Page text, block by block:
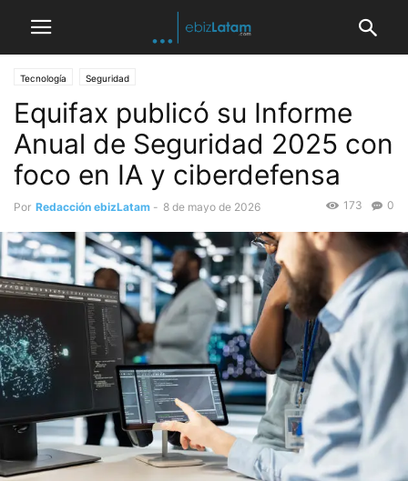
Tecnología Seguridad
Equifax publicó su Informe
Anual de Seguridad 2025 con
foco en IA y ciberdefensa
Por Redacción ebizLatam - 8 de mayo de 2026 0
173